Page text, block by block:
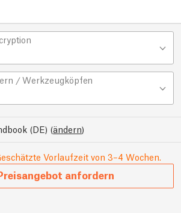
/ Werkzeugköpfen
(DE) (ändern)
Vorlaufzeit von 3–4 Wochen.
anfordern